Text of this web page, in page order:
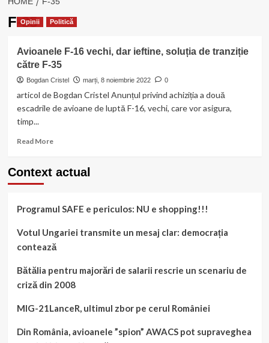
F-35
Opinii Politică
Avioanele F-16 vechi, dar ieftine, soluția de tranziție
către F-35
Bogdan Cristel marți, 8 noiembrie 2022 0
articol de Bogdan Cristel Anunțul privind achiziția a două
escadrile de avioane de luptă F-16, vechi, care vor asigura,
timp...
Read MoreRead
Avioanele
vechi,
ieftine,
soluția
tranziție
către
F-
Context actual
Programul SAFE e periculos: NU e shopping!!!
Votul Ungariei transmite un mesaj clar: democrația
contează
Bătălia pentru majorări de salarii rescrie un scenariu de
criză din 2008
MIG-21LanceR, ultimul zbor pe cerul României
Din România, avioanele ”spion” AWACS pot supraveghea